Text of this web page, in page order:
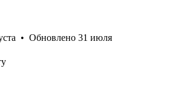
• Обновлено 31 июля